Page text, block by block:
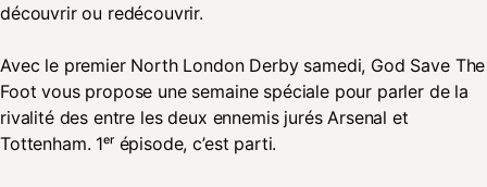
découvrir ou redécouvrir.
Avec le premier North London Derby samedi, God Save The
Foot vous propose une semaine spéciale pour parler de la
rivalité des entre les deux ennemis jurés Arsenal et
Tottenham. 1ᵉʳ épisode, c’est parti.